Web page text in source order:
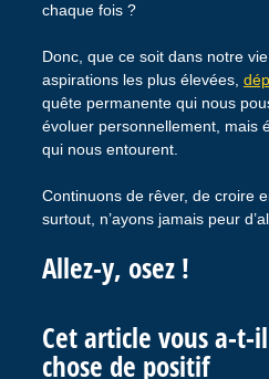
chaque fois ?
Donc, que ce soit dans notre
aspirations les plus élevées,
quête permanente qui nous
évoluer personnellement, mais
qui nous entourent.
Continuons de rêver, de croire
surtout, n’ayons jamais peur
Allez-y, osez !
Cet article vous a-t-
chose de positif